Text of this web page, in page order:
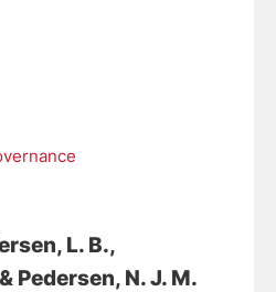
L. B.,
Pedersen, N. J. M.